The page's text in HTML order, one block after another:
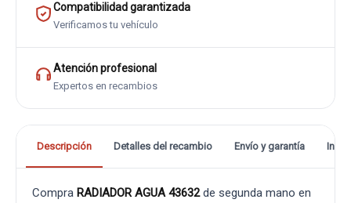
Compatibilidad garantizada
Verificamos tu vehículo
Atención profesional
Expertos en recambios
Descripción Detalles del recambio Envío y garantía
Compra RADIADOR AGUA 43632de segunda mano en